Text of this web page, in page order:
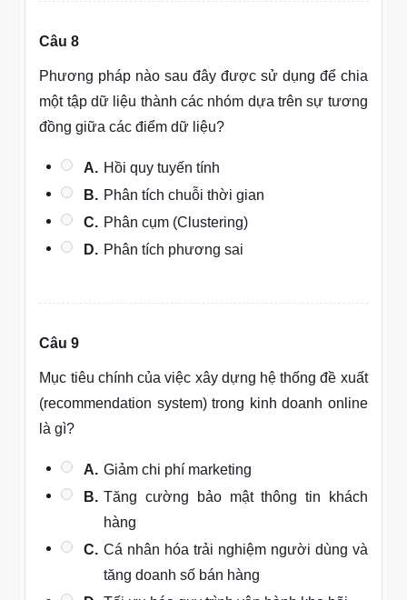
Câu 8
Phương pháp nào sau đây được sử dụng để chia
một tập dữ liệu thành các nhóm dựa trên sự tương
đồng giữa các điểm dữ liệu?
A. Hồi quy tuyến tính
B. Phân tích chuỗi thời gian
C. Phân cụm (Clustering)
D. Phân tích phương sai
Câu 9
Mục tiêu chính của việc xây dựng hệ thống đề xuất
(recommendation system) trong kinh doanh online
là gì?
A. Giảm chi phí marketing
B. Tăng cường bảo mật thông tin khách
hàng
C. Cá nhân hóa trải nghiệm người dùng và
tăng doanh số bán hàng